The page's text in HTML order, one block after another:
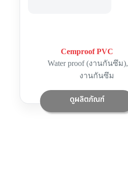
Cemproof PVC
Water proof (งานกันซึม),
งานกันซึม
ดูผลิตภัณฑ์